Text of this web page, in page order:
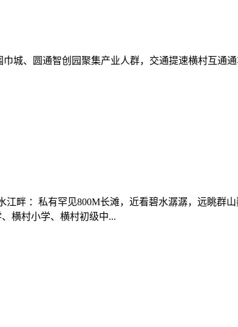
城、圆通智创园聚集产业人群，交通提速横村互通
畔 ：私有罕见800M长滩，近看碧水潺潺，远眺群
横村小学、横村初级中...